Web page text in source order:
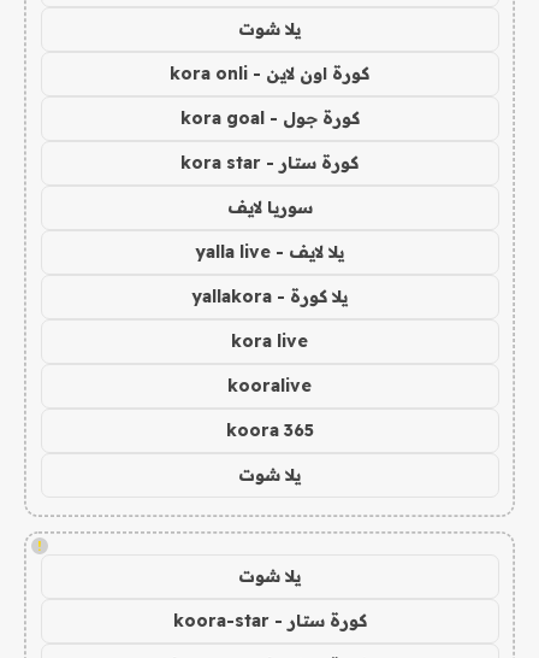
يلا شوت
كورة اون لاين - kora onli
كورة جول - kora goal
كورة ستار - kora star
سوريا لايف
يلا لايف - yalla live
يلا كورة - yallakora
kora live
kooralive
koora 365
يلا شوت
!
يلا شوت
كورة ستار - koora-star